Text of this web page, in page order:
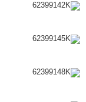
62399142K
62399145K
62399148K